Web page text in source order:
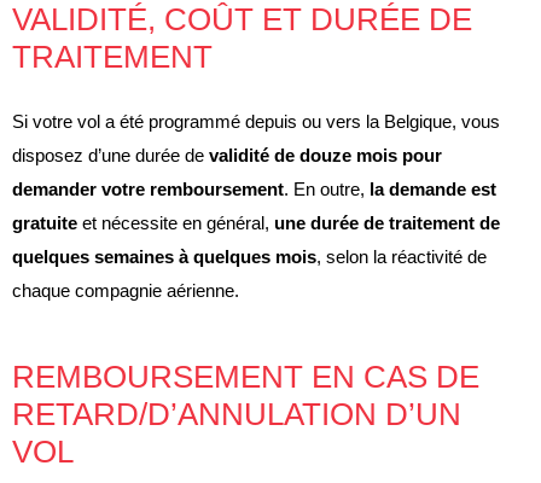
VALIDITÉ, COÛT ET DURÉE DE
TRAITEMENT
Si votre vol a été programmé depuis ou vers la Belgique, vous
disposez d’une durée de validité de douze mois pour
demander votre remboursement. En outre, la demande est
gratuite et nécessite en général, une durée de traitement de
quelques semaines à quelques mois, selon la réactivité de
chaque compagnie aérienne.
REMBOURSEMENT EN CAS DE
RETARD/D’ANNULATION D’UN
VOL